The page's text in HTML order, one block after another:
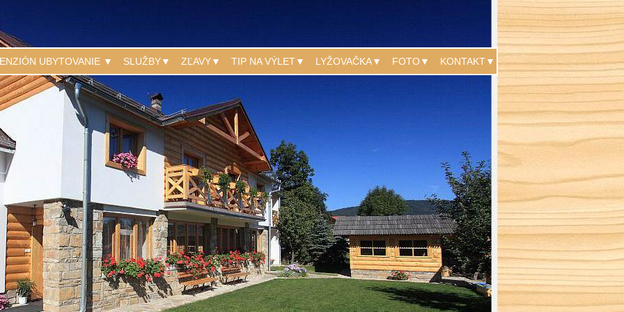
UBYTOVANIE ▼ SLUŽBY▼ ZĽAVY▼ TIP NA VÝLET▼ LYŽOVAČKA▼ FOTO▼ KONTAKT▼